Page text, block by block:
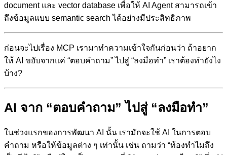
document และ vector database เพื่อให้ AI Agent สามารถเข้า
ถึงข้อมูลแบบ semantic search ได้อย่างมีประสิทธิภาพ
ก่อนจะไปเรื่อง MCP เรามาทำความเข้าใจกันก่อนว่า ถ้าอยาก
ให้ AI ขยับจากแค่ “ตอบคำถาม” ไปสู่ “ลงมือทำ” เราต้องทำยังไง
บ้าง?
AI จาก “ตอบคำถาม” ไปสู่ “ลงมือทำ”
ในช่วงแรกของการพัฒนา AI นั้น เรามักจะใช้ AI ในการตอบ
คำถาม หรือให้ข้อมูลต่าง ๆ เท่านั้น เช่น ถามว่า “ท้องทำไมถึง